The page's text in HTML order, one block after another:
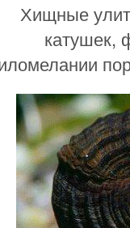
Хищные
катушек,